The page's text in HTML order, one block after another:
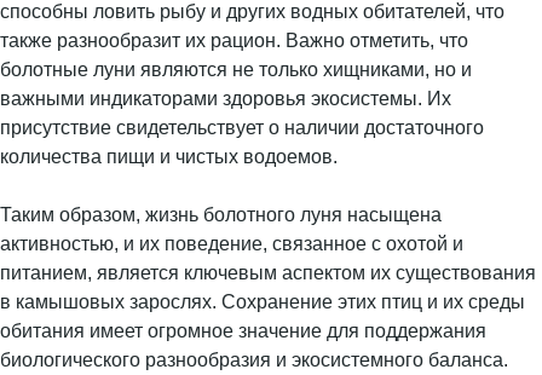
способны ловить рыбу и других водных обитателей, что
также разнообразит их рацион. Важно отметить, что
болотные луни являются не только хищниками, но и
важными индикаторами здоровья экосистемы. Их
присутствие свидетельствует о наличии достаточного
количества пищи и чистых водоемов.
Таким образом, жизнь болотного луня насыщена
активностью, и их поведение, связанное с охотой и
питанием, является ключевым аспектом их существования
в камышовых зарослях. Сохранение этих птиц и их среды
обитания имеет огромное значение для поддержания
биологического разнообразия и экосистемного баланса.